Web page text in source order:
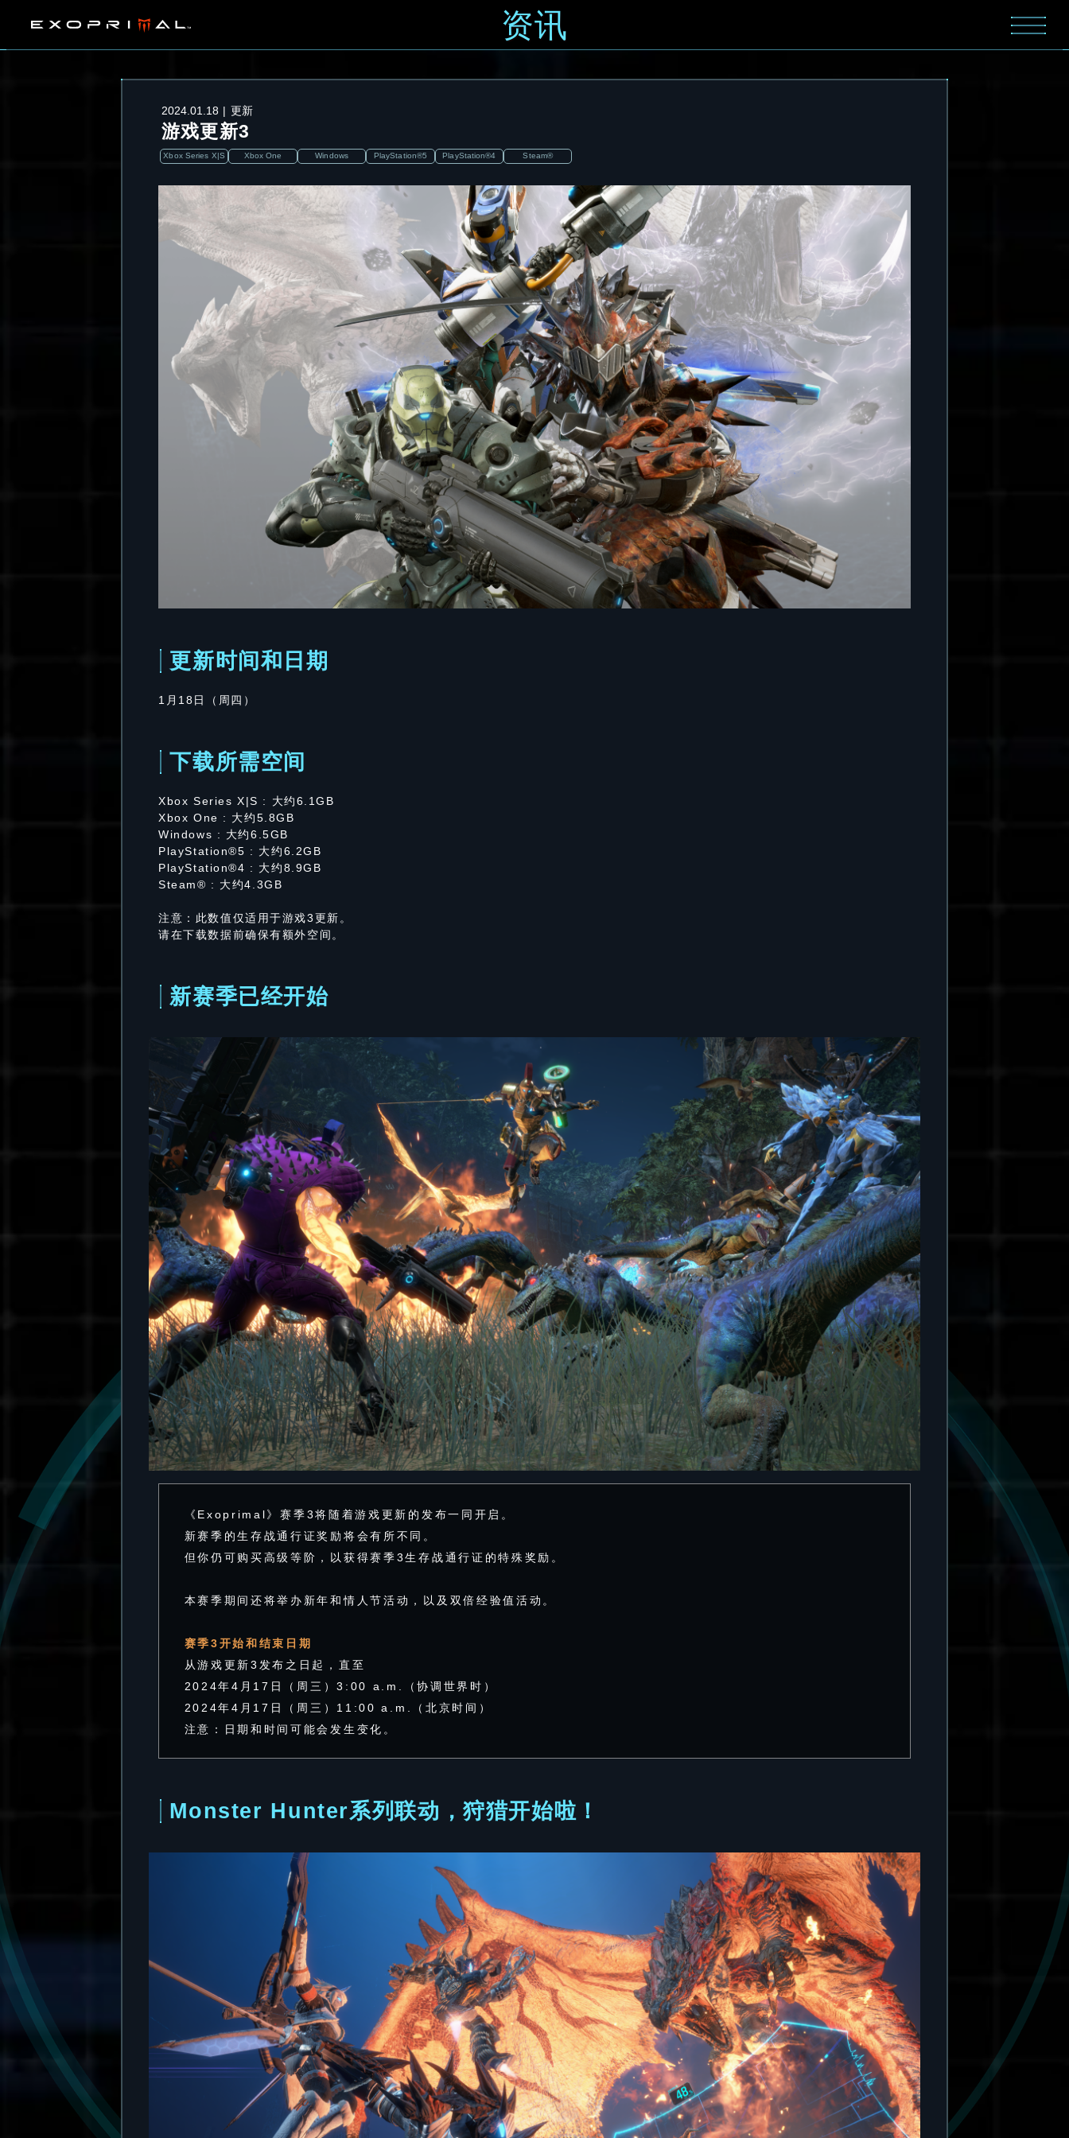
资讯
2024.01.18 更新
游戏更新3
Xbox Series X|S Xbox One Windows PlayStation®5 PlayStation®4 Steam®
更新时间和日期
1月18日（周四）
下载所需空间
Xbox Series X|S : 大约6.1GB
Xbox One : 大约5.8GB
Windows : 大约6.5GB
PlayStation®5 : 大约6.2GB
PlayStation®4 : 大约8.9GB
Steam® : 大约4.3GB
注意：此数值仅适用于游戏3更新。
请在下载数据前确保有额外空间。
新赛季已经开始
《Exoprimal》赛季3将随着游戏更新的发布一同开启。
新赛季的生存战通行证奖励将会有所不同。
但你仍可购买高级等阶，以获得赛季3生存战通行证的特殊奖励。
本赛季期间还将举办新年和情人节活动，以及双倍经验值活动。
赛季3开始和结束日期
从游戏更新3发布之日起，直至
2024年4月17日（周三）3:00 a.m.（协调世界时）
2024年4月17日（周三）11:00 a.m.（北京时间）
注意：日期和时间可能会发生变化。
Monster Hunter系列联动，狩猎开始啦！